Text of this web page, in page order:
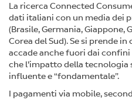
La ricerca Connected
dati italiani con un media dei
(Brasile, Germania, Giappone,
Corea del Sud). Se si prende
accade anche fuori dai
che l’impatto della tecnologia
influente e “fondamentale”.
I pagamenti via mobile,